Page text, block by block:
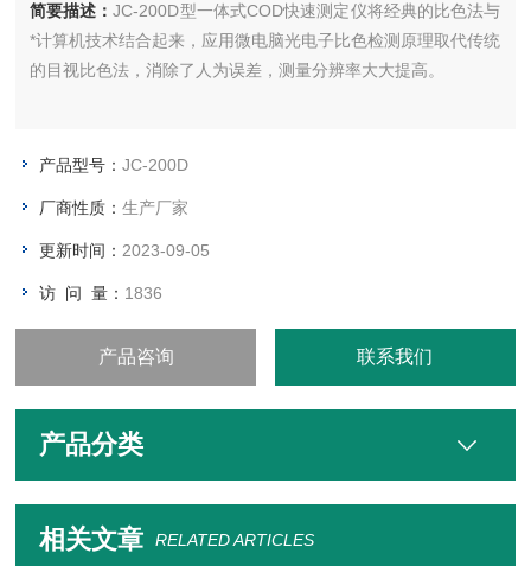
简要描述：JC-200D型一体式COD快速测定仪将经典的比色法与
*计算机技术结合起来，应用微电脑光电子比色检测原理取代传统
的目视比色法，消除了人为误差，测量分辨率大大提高。
产品型号：JC-200D
厂商性质：生产厂家
更新时间： 2023-09-05
访 问 量： 1836
产品咨询 联系我们
产品分类
相关文章 RELATED ARTICLES